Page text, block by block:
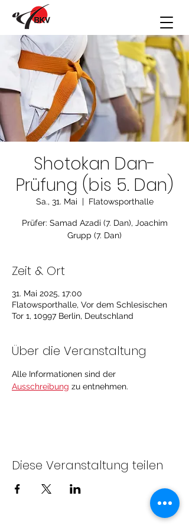
Shotokan Dan-
Prüfung (bis 5. Dan)
Sa., 31. Mai
  |
Flatowsporthalle
Prüfer: Samad Azadi (7. Dan), Joachim
Grupp (7. Dan)
Zeit & Ort
31. Mai 2025, 17:00
Flatowsporthalle, Vor dem Schlesischen
Tor 1, 10997 Berlin, Deutschland
Über die Veranstaltung
Alle Informationen sind der
Ausschreibung zu entnehmen.
Diese Veranstaltung teilen